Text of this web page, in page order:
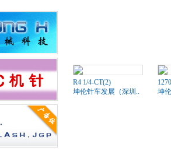
R4 1/4-CT(2)
坤伦针车发展（深圳..
坤